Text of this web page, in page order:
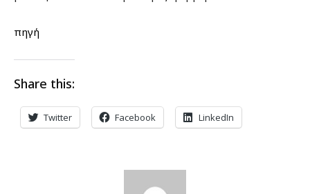
πηγή
Share this:
Twitter Facebook LinkedIn